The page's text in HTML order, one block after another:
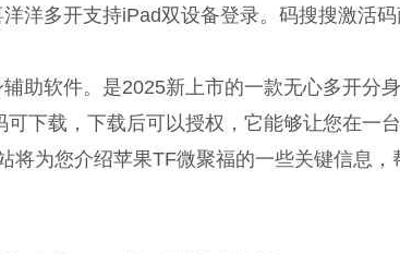
洋多开支持iPad双设备登录。码搜搜激活
助软件。是2025新上市的一款无心多开分
下载，下载后可以授权，它能够让您在一
为您介绍苹果TF微聚福的一些关键信息，